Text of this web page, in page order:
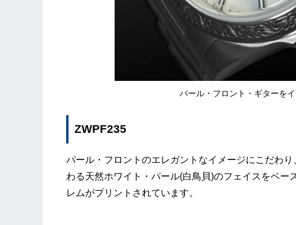
パール・フロント・ギターを
ZWPF235
パール・フロントのエレガントなイメージにこだわ
わる天然ホワイト・パール(白鳥貝)のフェイスをベ
レムがプリントされています。